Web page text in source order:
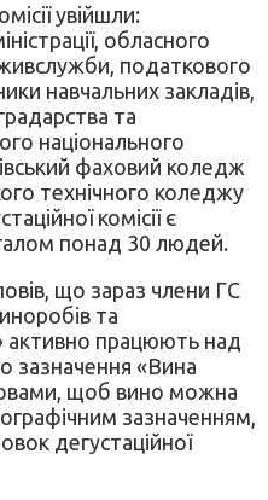
увійшли:
обласного
податкового
навчальних закладів,
та
національного
фаховий коледж
технічного коледжу
комісії є
понад 30 людей.
що зараз члени ГС
та
активно працюють над
зазначення «Вина
щоб вино можна
зазначенням,
дегустаційної